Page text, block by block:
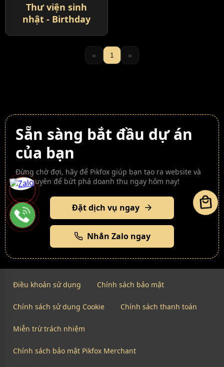
Thư viện sinh
nhật - Birthday
« 1 »
Sẵn sàng bắt đầu dự án
của bạn
Đừng chờ đợi, hãy để Pikfox giúp bạn tạo ra website và
tài nguyên để bứt phá doanh thu ngay hôm nay!
Đặt dịch vụ ngay
Nhắn Zalo ngay
Điều khoản sử dụng Chính sách bảo mật
Chính sách sử dụng Cookie Chính sách thanh toán
Miễn trừ trách nhiệm
Chính sách bảo mật Pikfox Merchant
local_mall